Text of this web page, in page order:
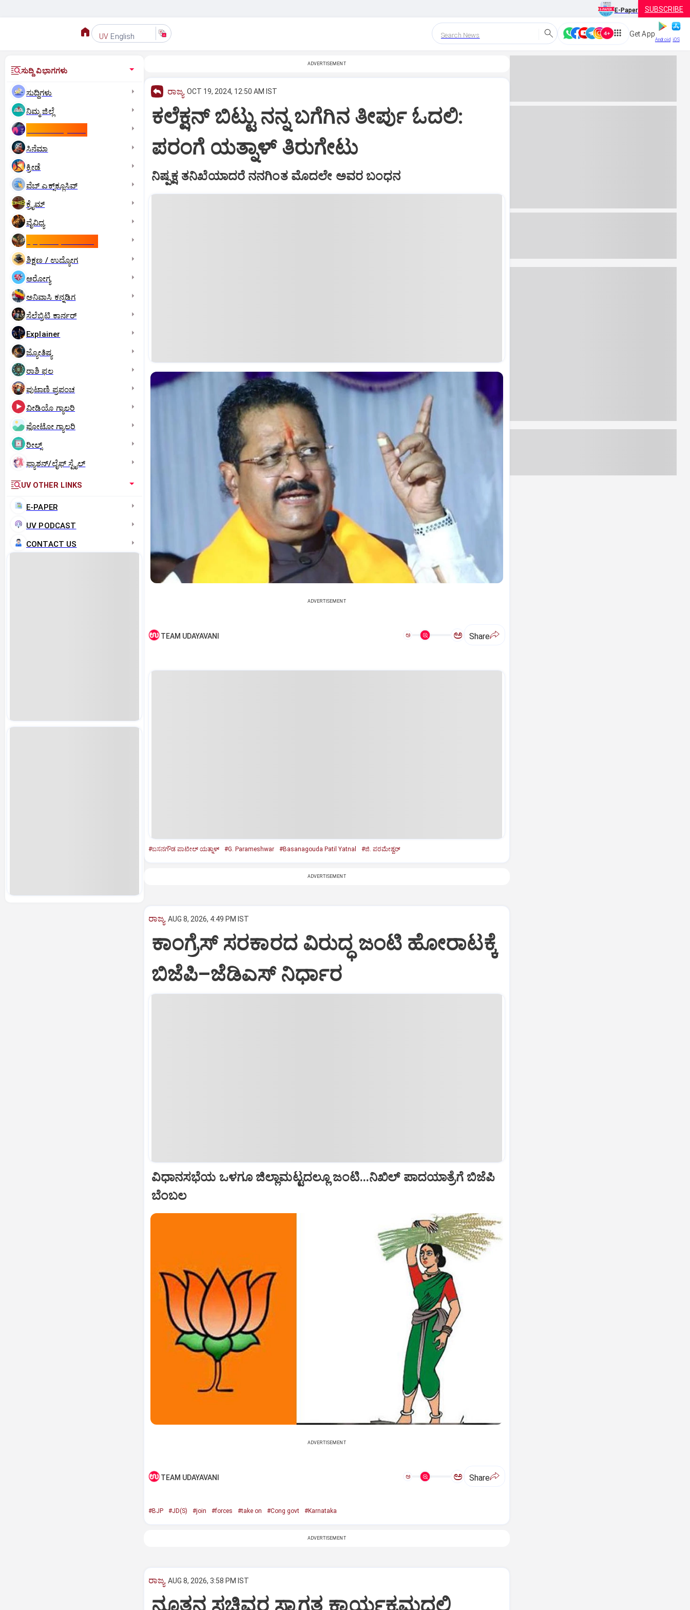
E-Paper SUBSCRIBE
UV English Search News Get App
Android iOS
ಸುದ್ದಿ ವಿಭಾಗಗಳು
ಸುದ್ದಿಗಳು
ನಿಮ್ಮ ಜಿಲ್ಲೆ
ಸಿನೆಮಾ
ಕ್ರೀಡೆ
ವೆಬ್ ಎಕ್ಸ್‌ಕ್ಲೂಸಿವ್
ಕ್ರೈಮ್
ವೈವಿಧ್ಯ
ಶಿಕ್ಷಣ / ಉದ್ಯೋಗ
ಆರೋಗ್ಯ
ಅನಿವಾಸಿ ಕನ್ನಡಿಗ
ಸೆಲೆಬ್ರಿಟಿ ಕಾರ್ನರ್‌
Explainer
ಜ್ಯೋತಿಷ್ಯ
ರಾಶಿ ಫಲ
ಪುಟಾಣಿ ಪ್ರಪಂಚ
ವೀಡಿಯೊ ಗ್ಯಾಲರಿ
ಫೋಟೋ ಗ್ಯಾಲರಿ
ರೀಲ್ಸ್
ಫ್ಯಾಶನ್/ಲೈಫ್‌ ಸ್ಟೈಲ್
UV OTHER LINKS
E-PAPER
UV PODCAST
CONTACT US
ADVERTISEMENT
ರಾಜ್ಯ OCT 19, 2024, 12:50 AM IST
ಕಲೆಕ್ಷನ್‌ ಬಿಟ್ಟು ನನ್ನ ಬಗೆಗಿನ ತೀರ್ಪು ಓದಲಿ:
ಪರಂಗೆ ಯತ್ನಾಳ್‌ ತಿರುಗೇಟು
ನಿಷ್ಪಕ್ಷ ತನಿಖೆಯಾದರೆ ನನಗಿಂತ ಮೊದಲೇ ಅವರ ಬಂಧನ
ADVERTISEMENT
TEAM UDAYAVANI ಅ ಅ Share
#ಬಸನಗೌಡ ಪಾಟೀಲ್ ಯತ್ನಾಳ್ #G. Parameshwar #Basanagouda Patil Yatnal #ಜಿ. ಪರಮೇಶ್ವರ್‌
ADVERTISEMENT
ರಾಜ್ಯ AUG 8, 2026, 4:49 PM IST
ಕಾಂಗ್ರೆಸ್‌ ಸರಕಾರದ ವಿರುದ್ಧ ಜಂಟಿ ಹೋರಾಟಕ್ಕೆ
ಬಿಜೆಪಿ–ಜೆಡಿಎಸ್‌ ನಿರ್ಧಾರ
ವಿಧಾನಸಭೆಯ ಒಳಗೂ ಜಿಲ್ಲಾಮಟ್ಟದಲ್ಲೂ ಜಂಟಿ...ನಿಖಿಲ್‌ ಪಾದಯಾತ್ರೆಗೆ ಬಿಜೆಪಿ
ಬೆಂಬಲ
ADVERTISEMENT
TEAM UDAYAVANI ಅ ಅ Share
#BJP #JD(S) #join #forces #take on #Cong govt #Karnataka
ADVERTISEMENT
ರಾಜ್ಯ AUG 8, 2026, 3:58 PM IST
ನೂತನ ಸಚಿವರ ಸ್ವಾಗತ ಕಾರ್ಯಕ್ರಮದಲ್ಲಿ